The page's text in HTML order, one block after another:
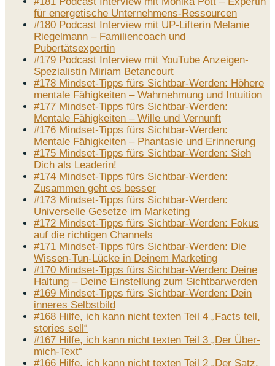
für energetische Unternehmens-Ressourcen
#180 Podcast Interview mit UP-Lifterin Melanie
Riegelmann – Familiencoach und
Pubertätsexpertin
#179 Podcast Interview mit YouTube Anzeigen-
Spezialistin Miriam Betancourt
#178 Mindset-Tipps fürs Sichtbar-Werden: Höhere
mentale Fähigkeiten – Wahrnehmung und Intuition
#177 Mindset-Tipps fürs Sichtbar-Werden:
Mentale Fähigkeiten – Wille und Vernunft
#176 Mindset-Tipps fürs Sichtbar-Werden:
Mentale Fähigkeiten – Phantasie und Erinnerung
#175 Mindset-Tipps fürs Sichtbar-Werden: Sieh
Dich als Leaderin!
#174 Mindset-Tipps fürs Sichtbar-Werden:
Zusammen geht es besser
#173 Mindset-Tipps fürs Sichtbar-Werden:
Universelle Gesetze im Marketing
#172 Mindset-Tipps fürs Sichtbar-Werden: Fokus
auf die richtigen Channels
#171 Mindset-Tipps fürs Sichtbar-Werden: Die
Wissen-Tun-Lücke in Deinem Marketing
#170 Mindset-Tipps fürs Sichtbar-Werden: Deine
Haltung – Deine Einstellung zum Sichtbarwerden
#169 Mindset-Tipps fürs Sichtbar-Werden: Dein
inneres Selbstbild
#168 Hilfe, ich kann nicht texten Teil 4 „Facts tell,
stories sell“
#167 Hilfe, ich kann nicht texten Teil 3 „Der Über-
mich-Text“
#166 Hilfe, ich kann nicht texten Teil 2 „Der Satz,